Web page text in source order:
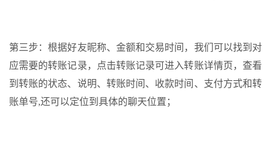
第三步：根据好友昵称、金额和交易时间，我们可以找到对
应需要的转账记录，点击转账记录可进入转账详情页，查看
到转账的状态、说明、转账时间、收款时间、支付方式和转
账单号,还可以定位到具体的聊天位置；